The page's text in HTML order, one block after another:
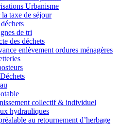
Urbanisme
la taxe de séjour
de tri
des déchets
enlèvement ordures ménagères
collectif & individuel
hydrauliques
au retournement d’herbage